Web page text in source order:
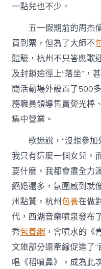
一點兒也不少。
五一假期前的周杰
買到票，但為了大師不
體驗，杭州不只答應歌
及封鎖途徑上“落坐”，
間活動場外設置了500
務職員領導售賣熒光棒
集中營業。
歌迷說，“沒想參加
我只有這麼一個女兒，
要什麼，我都會盡全力
絕婚還多，氛圍感到就
州點贊，杭州包養在做
代，西湖音樂噴泉發布
秀包養網 ，會噴水的《
文旅部分還牽線促進了
唱《稻噴鼻》，成為此